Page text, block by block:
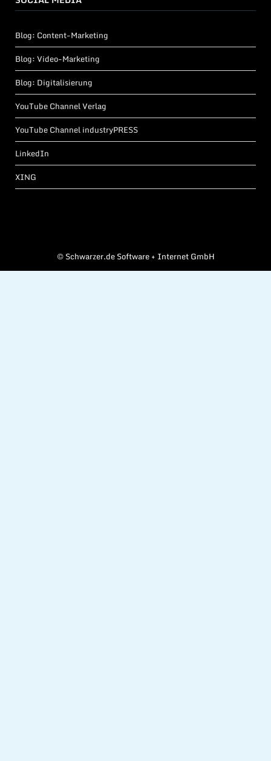
Blog: Content-Marketing
Blog: Video-Marketing
Blog: Digitalisierung
YouTube Channel Verlag
YouTube Channel industryPRESS
LinkedIn
XING
©Schwarzer.de Software + Internet GmbH